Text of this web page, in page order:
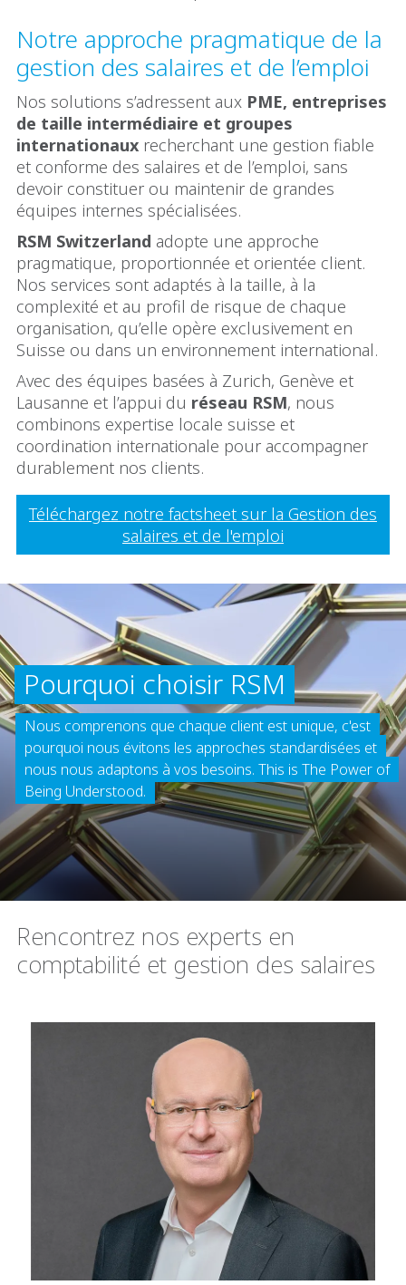
Notre approche pragmatique de la
gestion des salaires et de l’emploi
Nos solutions s’adressent aux PME, entreprises
de taille intermédiaire et groupes
internationaux recherchant une gestion fiable
et conforme des salaires et de l’emploi, sans
devoir constituer ou maintenir de grandes
équipes internes spécialisées.
RSM Switzerland adopte une approche
pragmatique, proportionnée et orientée client.
Nos services sont adaptés à la taille, à la
complexité et au profil de risque de chaque
organisation, qu’elle opère exclusivement en
Suisse ou dans un environnement international.
Avec des équipes basées à Zurich, Genève et
Lausanne et l’appui du réseau RSM, nous
combinons expertise locale suisse et
coordination internationale pour accompagner
durablement nos clients.
Téléchargez notre factsheet sur la Gestion des
salaires et de l'emploi
Pourquoi choisir RSM
Nous comprenons que chaque client est unique, c'est
pourquoi nous évitons les approches standardisées et
nous nous adaptons à vos besoins. This is The Power of
Being Understood.
Rencontrez nos experts en
comptabilité et gestion des salaires